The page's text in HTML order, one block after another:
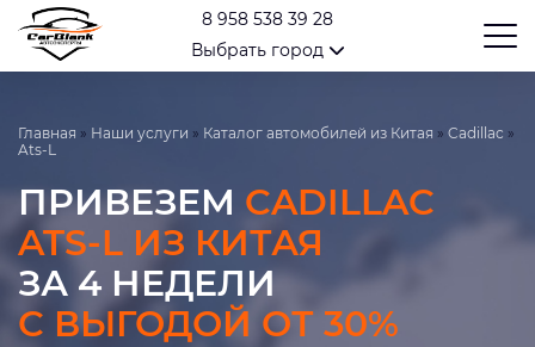
8 958 538 39 28
Выбрать город
Главная » Наши услуги » Каталог автомобилей из Китая » Cadillac »
Ats-L
ПРИВЕЗЕМ CADILLAC
ATS-L ИЗ КИТАЯ
ЗА 4 НЕДЕЛИ
С ВЫГОДОЙ ОТ 30%